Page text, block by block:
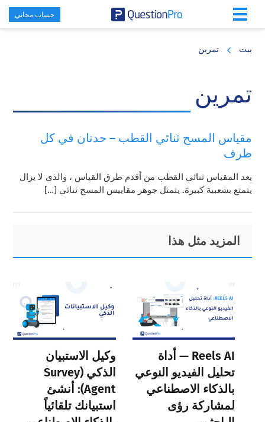
حساب مجاني
بيت تمرين
تمرين
مقياس المسح ثنائي القطب – حدتان في كل
طرف
يعد المقياس ثنائي القطب من أقدم طرق القياس ، والذي لا يزال
يتمتع بشعبية كبيرة. يتمثل جوهر مقاييس المسح ثنائي […]
Primary
Sidebar
Footer
المزيد مثل هذا
Reels AI — أداة
تحليل الفيديو النوعي
بالذكاء الاصطناعي
لمشاركة رؤى
وكيل الاستبيان
الذكي (Survey
Agent): أنشئ
استبيانك تلقائياً